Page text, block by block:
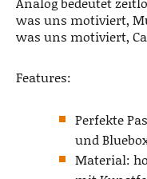
was uns motiviert,
was uns motiviert,
Features:
Perfekte
und
Material: